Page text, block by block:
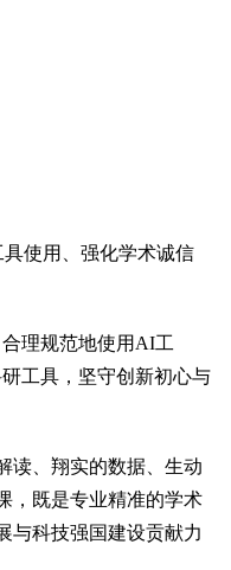
使用、强化学术诚信
理规范地使用AI工
工具，坚守创新初心与
读、翔实的数据、生动
，既是专业精准的学术
与科技强国建设贡献力